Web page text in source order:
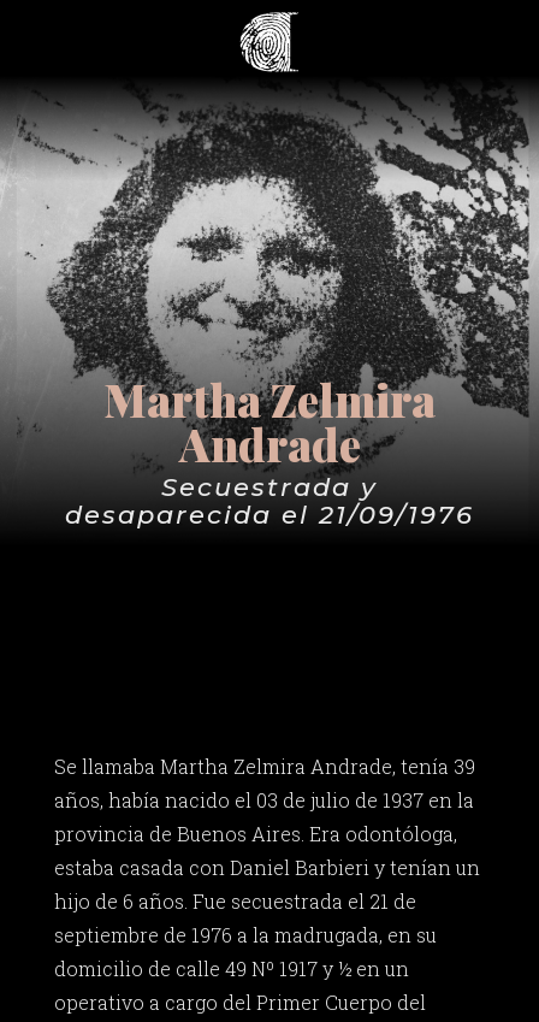
Martha Zelmira
Andrade
Secuestrada y
desaparecida el 21/09/1976
Se llamaba Martha Zelmira Andrade, tenía 39
años, había nacido el 03 de julio de 1937 en la
provincia de Buenos Aires. Era odontóloga,
estaba casada con Daniel Barbieri y tenían un
hijo de 6 años. Fue secuestrada el 21 de
septiembre de 1976 a la madrugada, en su
domicilio de calle 49 Nº 1917 y ½ en un
operativo a cargo del Primer Cuerpo del